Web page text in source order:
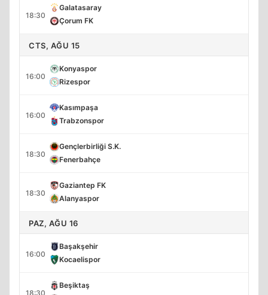
18:30
Galatasaray
Çorum FK
CTS, AĞU 15
16:00
Konyaspor
Rizespor
16:00
Kasımpaşa
Trabzonspor
18:30
Gençlerbirliği S.K.
Fenerbahçe
18:30
Gaziantep FK
Alanyaspor
PAZ, AĞU 16
16:00
Başakşehir
Kocaelispor
18:30
Beşiktaş